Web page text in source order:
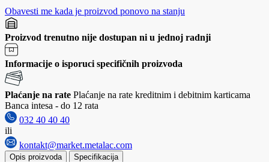
Obavesti me kada je proizvod ponovo na stanju
Proizvod trenutno nije dostupan ni u jednoj radnji
Informacije o isporuci specifičnih proizvoda
Plaćanje na rate Plaćanje na rate kreditnim i debitnim karticama
Banca intesa - do 12 rata
032 40 40 40
ili
kontakt@market.metalac.com
Opis proizvoda
Specifikacija